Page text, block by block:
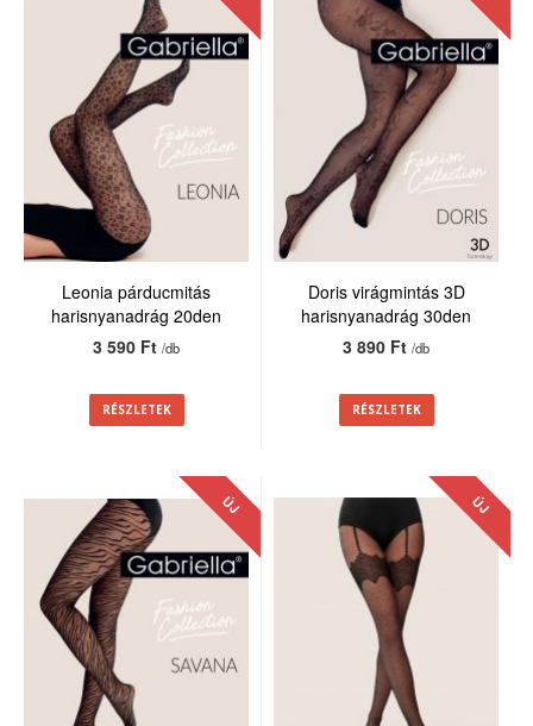
Leonia párducmitás
harisnyanadrág 20den
3 590 Ft/db
RÉSZLETEK
Doris virágmintás 3D
harisnyanadrág 30den
3 890 Ft/db
RÉSZLETEK
ÚJ ÚJ